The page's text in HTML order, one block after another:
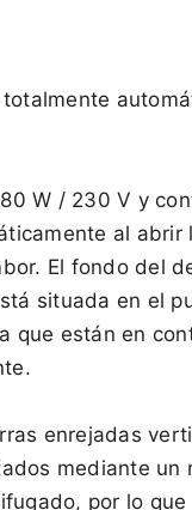
W / 230 V y
al
El fondo del
situada en el
están en
enrejadas
mediante
por lo